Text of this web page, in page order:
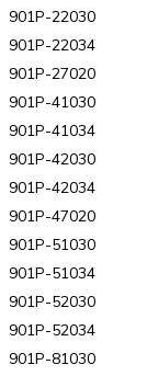
901P-22030
901P-22034
901P-27020
901P-41030
901P-41034
901P-42030
901P-42034
901P-47020
901P-51030
901P-51034
901P-52030
901P-52034
901P-81030